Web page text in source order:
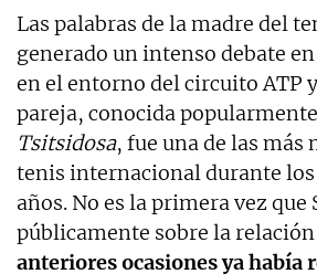
Las palabras de la madre del
generado un intenso debate
en el entorno del circuito ATP
pareja, conocida
Tsitsidosa, fue una de las más
tenis internacional durante
años. No es la primera vez
públicamente sobre la
anteriores ocasiones ya había